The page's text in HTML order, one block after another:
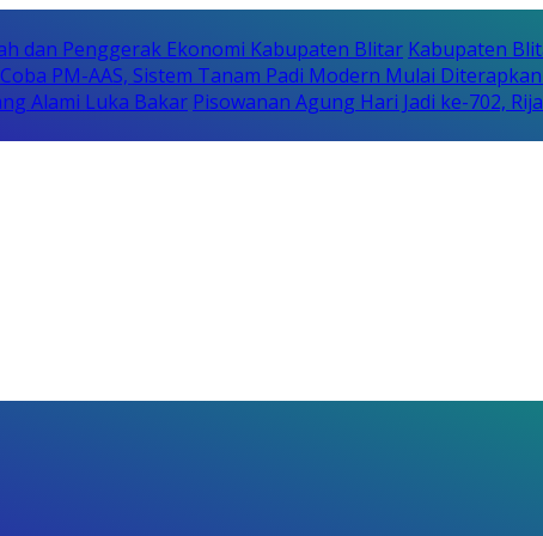
dan Penggerak Ekonomi Kabupaten Blitar Kabupaten
PM-AAS, Sistem Tanam Padi Modern Mulai
Alami Luka Bakar Pisowanan Agung Hari Jadi ke-702,